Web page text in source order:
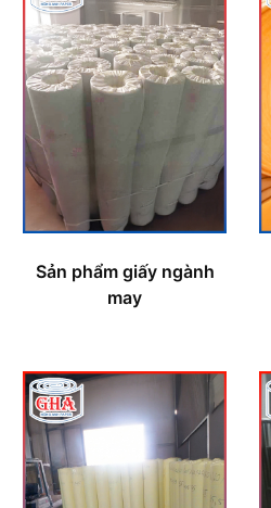
Sản phẩm giấy ngành
may